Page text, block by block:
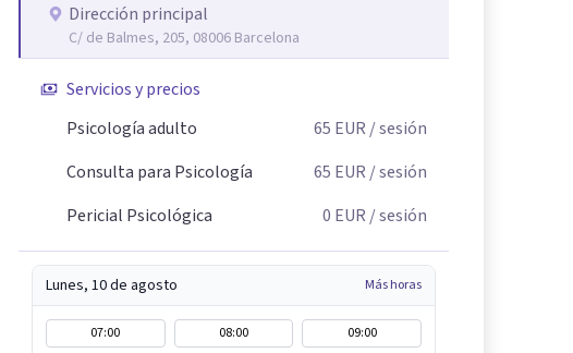
Dirección principal
C/ de Balmes, 205, 08006 Barcelona
Servicios y precios
Psicología adulto
65 EUR / sesión
Consulta para Psicología
65 EUR / sesión
Pericial Psicológica
0 EUR / sesión
Lunes, 10 de agosto Más horas
07:00 08:00
09:00